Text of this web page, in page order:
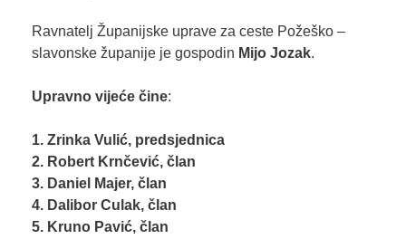
Ravnatelj Županijske uprave za ceste Požeško –
slavonske županije je gospodin Mijo Jozak.
Upravno vijeće čine:
1. Zrinka Vulić, predsjednica
2. Robert Krnčević, član
3. Daniel Majer, član
4. Dalibor Culak, član
5. Kruno Pavić, član